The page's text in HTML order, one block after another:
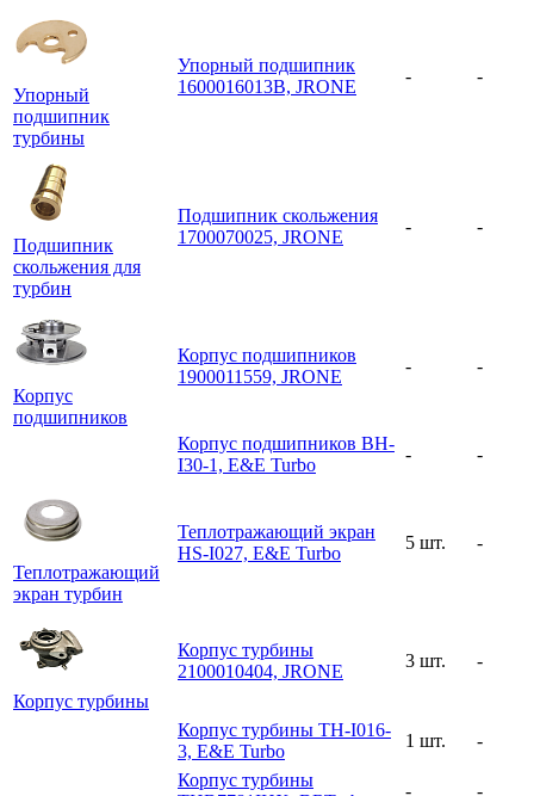
Упорный
подшипник
турбины
Упорный подшипник
1600016013B, JRONE
- -
Подшипник
скольжения для
турбин
Подшипник скольжения
1700070025, JRONE
- -
Корпус
подшипников
Корпус подшипников
1900011559, JRONE
- -
Корпус подшипников BH-
I30-1, E&E Turbo
- -
Теплотражающий
экран турбин
Теплотражающий экран
HS-I027, E&E Turbo
5 шт. -
Корпус турбины
Корпус турбины
2100010404, JRONE
3 шт. -
Корпус турбины TH-I016-
3, E&E Turbo
1 шт.
-
Корпус турбины
- -